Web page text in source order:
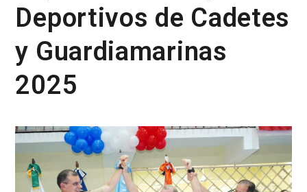
Deportivos de Cadetes
y Guardiamarinas
2025